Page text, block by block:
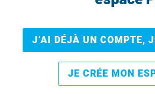
J’AI DÉJÀ UN COMPTE,
JE CRÉE MON